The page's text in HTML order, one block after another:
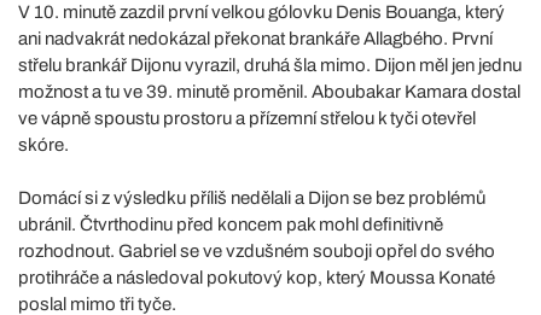
V 10. minutě zazdil první velkou gólovku Denis Bouanga, který
ani nadvakrát nedokázal překonat brankáře Allagbého. První
střelu brankář Dijonu vyrazil, druhá šla mimo. Dijon měl jen jednu
možnost a tu ve 39. minutě proměnil. Aboubakar Kamara dostal
ve vápně spoustu prostoru a přízemní střelou k tyči otevřel
skóre.
Domácí si z výsledku příliš nedělali a Dijon se bez problémů
ubránil. Čtvrthodinu před koncem pak mohl definitivně
rozhodnout. Gabriel se ve vzdušném souboji opřel do svého
protihráče a následoval pokutový kop, který Moussa Konaté
poslal mimo tři tyče.